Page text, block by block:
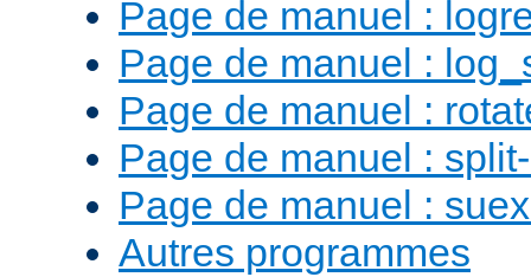
Page de manuel :
Page de manuel :
Page de manuel :
Page de manuel :
Page de manuel :
Autres programmes